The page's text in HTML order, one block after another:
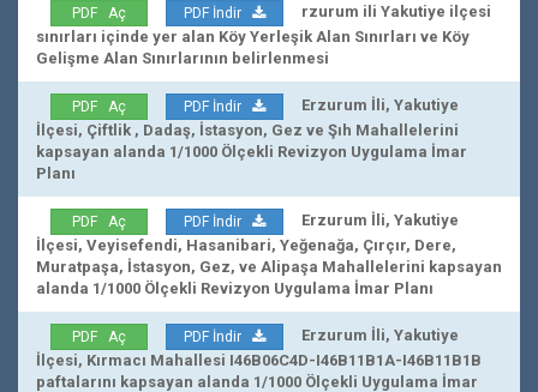
PDF Aç PDF İndir
rzurum ili Yakutiye ilçesi
sınırları içinde yer alan Köy Yerleşik Alan Sınırları ve Köy
Gelişme Alan Sınırlarının belirlenmesi
PDF Aç PDF İndir
Erzurum İli, Yakutiye
İlçesi, Çiftlik , Dadaş, İstasyon, Gez ve Şıh Mahallelerini
kapsayan alanda 1/1000 Ölçekli Revizyon Uygulama İmar
Planı
PDF Aç PDF İndir
Erzurum İli, Yakutiye
İlçesi, Veyisefendi, Hasanibari, Yeğenağa, Çırçır, Dere,
Muratpaşa, İstasyon, Gez, ve Alipaşa Mahallelerini kapsayan
alanda 1/1000 Ölçekli Revizyon Uygulama İmar Planı
PDF Aç PDF İndir
Erzurum İli, Yakutiye
İlçesi, Kırmacı Mahallesi I46B06C4D-I46B11B1A-I46B11B1B
paftalarını kapsayan alanda 1/1000 Ölçekli Uygulama İmar